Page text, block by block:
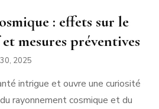
: effets sur le
mesures préventives
2025
intrigue et ouvre une curiosité
rayonnement cosmique et du